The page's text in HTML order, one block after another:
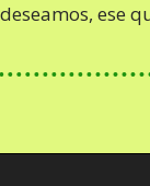
ese